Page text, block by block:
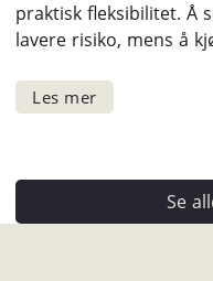
praktisk fleksibilitet. Å
lavere risiko, mens å
Se